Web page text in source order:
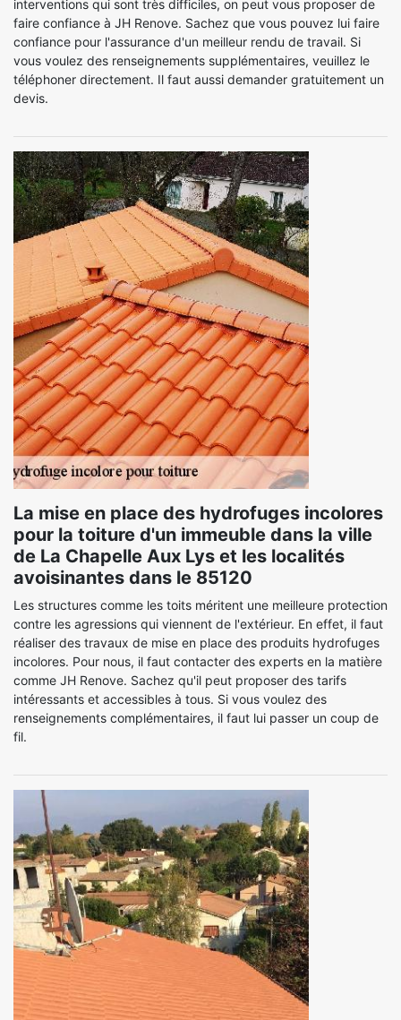
interventions qui sont très difficiles, on peut vous proposer de
faire confiance à JH Renove. Sachez que vous pouvez lui faire
confiance pour l'assurance d'un meilleur rendu de travail. Si
vous voulez des renseignements supplémentaires, veuillez le
téléphoner directement. Il faut aussi demander gratuitement un
devis.
La mise en place des hydrofuges incolores
pour la toiture d'un immeuble dans la ville
de La Chapelle Aux Lys et les localités
avoisinantes dans le 85120
Les structures comme les toits méritent une meilleure protection
contre les agressions qui viennent de l'extérieur. En effet, il faut
réaliser des travaux de mise en place des produits hydrofuges
incolores. Pour nous, il faut contacter des experts en la matière
comme JH Renove. Sachez qu'il peut proposer des tarifs
intéressants et accessibles à tous. Si vous voulez des
renseignements complémentaires, il faut lui passer un coup de
fil.